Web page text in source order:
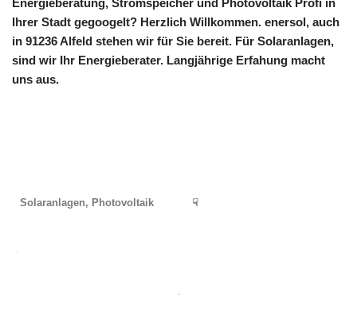
Energieberatung, Stromspeicher und Photovoltaik Profi in
Ihrer Stadt gegoogelt? Herzlich Willkommen. enersol, auch
in 91236 Alfeld stehen wir für Sie bereit. Für Solaranlagen,
sind wir Ihr Energieberater. Langjährige Erfahung macht
uns aus.
Solaranlagen, Photovoltaik ☟